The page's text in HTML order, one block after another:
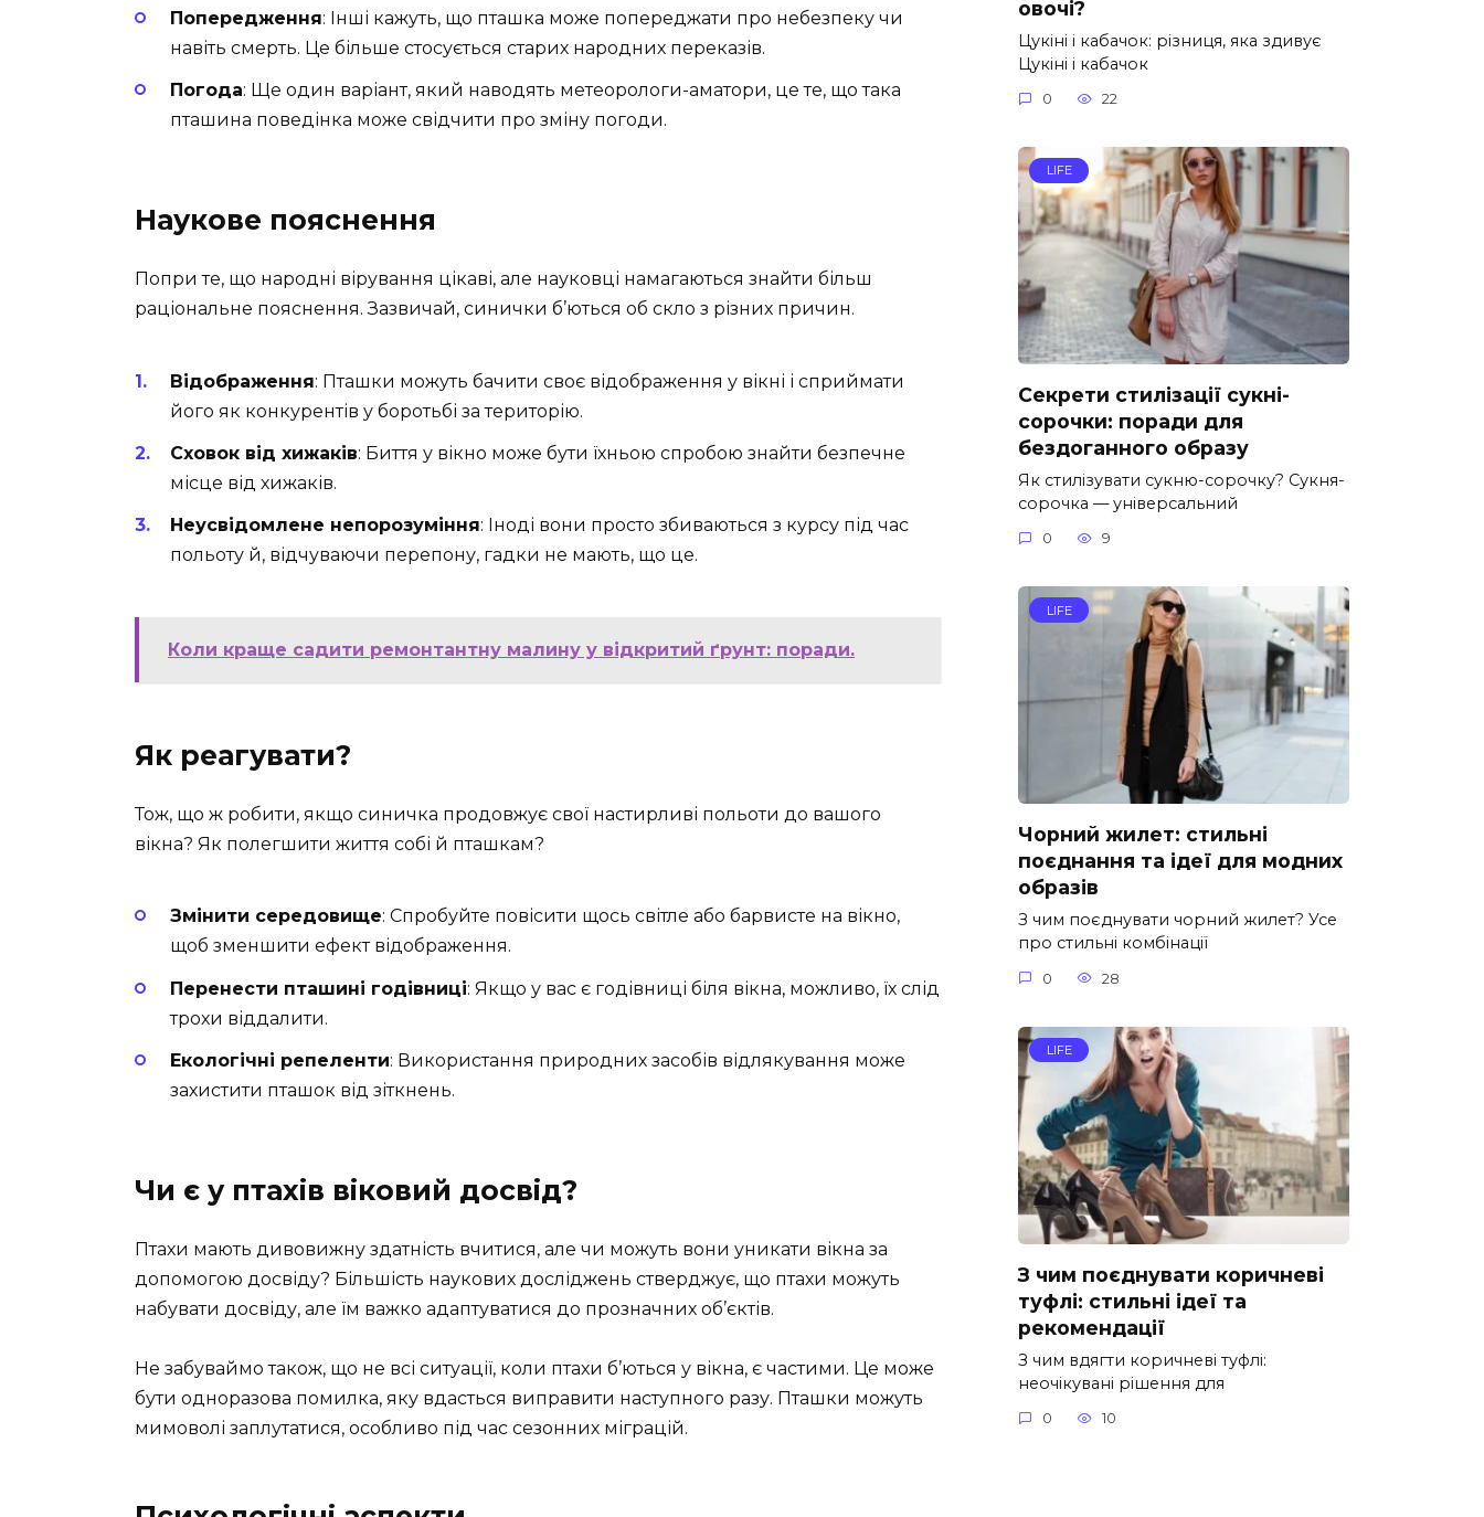
Попередження: Інші кажуть, що пташка може попереджати про небезпеку чи
навіть смерть. Це більше стосується старих народних переказів.
Погода: Ще один варіант, який наводять метеорологи-аматори, це те, що така
пташина поведінка може свідчити про зміну погоди.
Наукове пояснення
Попри те, що народні вірування цікаві, але науковці намагаються знайти більш
раціональне пояснення. Зазвичай, синички б’ються об скло з різних причин.
Відображення: Пташки можуть бачити своє відображення у вікні і сприймати
його як конкурентів у боротьбі за територію.
Сховок від хижаків: Биття у вікно може бути їхньою спробою знайти безпечне
місце від хижаків.
Неусвідомлене непорозуміння: Іноді вони просто збиваються з курсу під час
польоту й, відчуваючи перепону, гадки не мають, що це.
Коли краще садити ремонтантну малину у відкритий ґрунт: поради.
Як реагувати?
Тож, що ж робити, якщо синичка продовжує свої настирливі польоти до вашого
вікна? Як полегшити життя собі й пташкам?
Змінити середовище: Спробуйте повісити щось світле або барвисте на вікно,
щоб зменшити ефект відображення.
Перенести пташині годівниці: Якщо у вас є годівниці біля вікна, можливо, їх слід
трохи віддалити.
Екологічні репеленти: Використання природних засобів відлякування може
захистити пташок від зіткнень.
Чи є у птахів віковий досвід?
Птахи мають дивовижну здатність вчитися, але чи можуть вони уникати вікна за
допомогою досвіду? Більшість наукових досліджень стверджує, що птахи можуть
набувати досвіду, але їм важко адаптуватися до прозначних об’єктів.
Не забуваймо також, що не всі ситуації, коли птахи б’ються у вікна, є частими. Це може
бути одноразова помилка, яку вдасться виправити наступного разу. Пташки можуть
мимоволі заплутатися, особливо під час сезонних міграцій.
овочі?
Цукіні і кабачок: різниця, яка здивує
Цукіні і кабачок
0 22
LIFE
Секрети стилізації сукні-
сорочки: поради для
бездоганного образу
Як стилізувати сукню-сорочку? Сукня-
сорочка — універсальний
0 9
LIFE
Чорний жилет: стильні
поєднання та ідеї для модних
образів
З чим поєднувати чорний жилет? Усе
про стильні комбінації
0 28
LIFE
З чим поєднувати коричневі
туфлі: стильні ідеї та
рекомендації
З чим вдягти коричневі туфлі:
неочікувані рішення для
0 10